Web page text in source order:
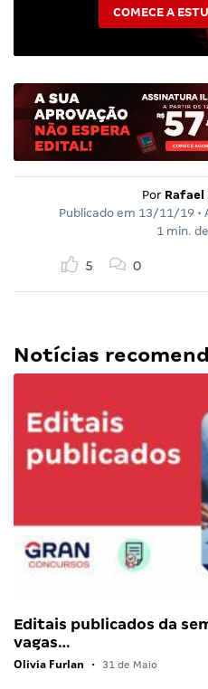
COMECE A
Por Rafael
Publicado em 13/11/19 •
1 min.
5 0
Notícias
Editais publicados da
vagas…
Olivia Furlan • 31 de Maio